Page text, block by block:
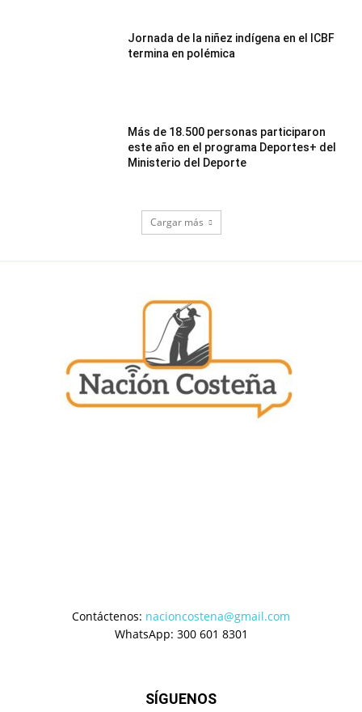
Jornada de la niñez indígena en el ICBF
termina en polémica
Más de 18.500 personas participaron
este año en el programa Deportes+ del
Ministerio del Deporte
Cargar más
Contáctenos: nacioncostena@gmail.com
WhatsApp: 300 601 8301
SÍGUENOS